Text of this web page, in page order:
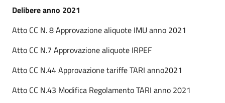
Delibere anno 2021
Atto CC N. 8 Approvazione aliquote IMU anno 2021
Atto CC N.7 Approvazione aliquote IRPEF
Atto CC N.44 Approvazione tariffe TARI anno2021
Atto CC N.43 Modifica Regolamento TARI anno 2021